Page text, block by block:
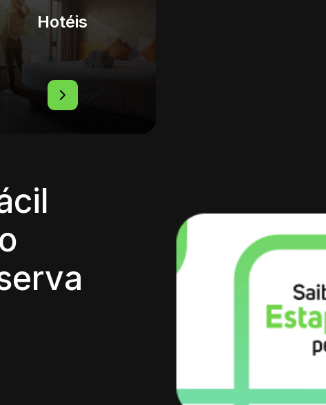
Hotéis